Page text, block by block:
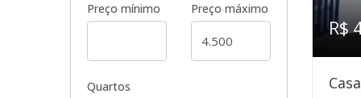
Preço mínimo Preço máximo
Quartos
R$